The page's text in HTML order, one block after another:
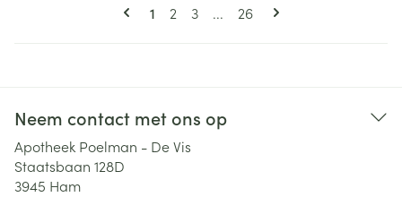
Pagina's
U lees momenteel pagina
1 Pagina
2 Pagina
3 ... Pagina
26
Neem contact met ons op
Apotheek Poelman - De Vis
Staatsbaan 128D
3945 Ham